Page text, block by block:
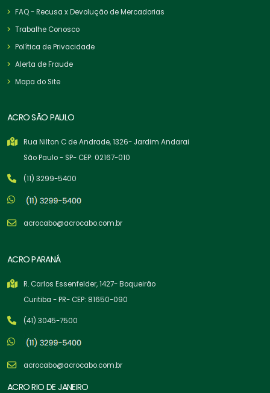
FAQ - Recusa x Devolução de Mercadorias
Trabalhe Conosco
Política de Privacidade
Alerta de Fraude
Mapa do Site
ACRO SÃO PAULO
Rua Nilton C de Andrade, 1326- Jardim Andarai
São Paulo - SP- CEP: 02167-010
(11) 3299-5400
acrocabo@acrocabo.com.br
ACRO PARANÁ
R. Carlos Essenfelder, 1427- Boqueirão
Curitiba - PR- CEP: 81650-090
(41) 3045-7500
acrocabo@acrocabo.com.br
ACRO RIO DE JANEIRO